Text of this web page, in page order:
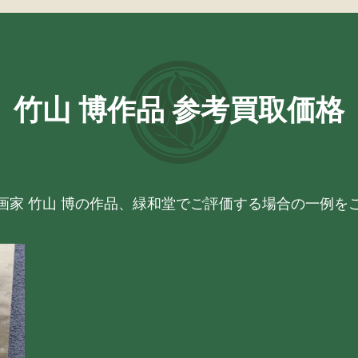
竹山 博作品 参考買取価格
家 竹山 博の作品、緑和堂でご評価する場合の一例を